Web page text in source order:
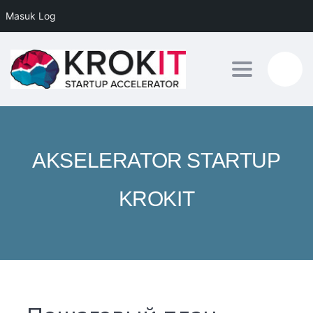
Masuk Log
Toggle
AKSELERATOR STARTUP
KROKIT